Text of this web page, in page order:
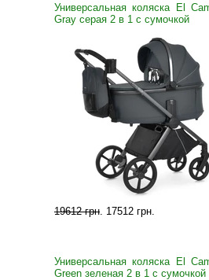
Универсальная коляска El
Gray серая 2 в 1 с сумочкой
19612 грн. 17512 грн.
Универсальная коляска El
Green зеленая 2 в 1 с сумочкой